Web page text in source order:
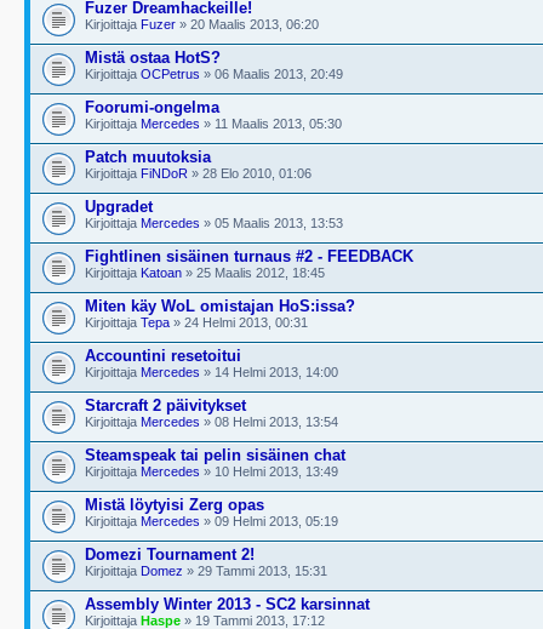
Fuzer Dreamhackeille!
Kirjoittaja Fuzer » 20 Maalis 2013, 06:20
Mistä ostaa HotS?
Kirjoittaja OCPetrus » 06 Maalis 2013, 20:49
Foorumi-ongelma
Kirjoittaja Mercedes » 11 Maalis 2013, 05:30
Patch muutoksia
Kirjoittaja FiNDoR » 28 Elo 2010, 01:06
Upgradet
Kirjoittaja Mercedes » 05 Maalis 2013, 13:53
Fightlinen sisäinen turnaus #2 - FEEDBACK
Kirjoittaja Katoan » 25 Maalis 2012, 18:45
Miten käy WoL omistajan HoS:issa?
Kirjoittaja Tepa » 24 Helmi 2013, 00:31
Accountini resetoitui
Kirjoittaja Mercedes » 14 Helmi 2013, 14:00
Starcraft 2 päivitykset
Kirjoittaja Mercedes » 08 Helmi 2013, 13:54
Steamspeak tai pelin sisäinen chat
Kirjoittaja Mercedes » 10 Helmi 2013, 13:49
Mistä löytyisi Zerg opas
Kirjoittaja Mercedes » 09 Helmi 2013, 05:19
Domezi Tournament 2!
Kirjoittaja Domez » 29 Tammi 2013, 15:31
Assembly Winter 2013 - SC2 karsinnat
Kirjoittaja Haspe » 19 Tammi 2013, 17:12